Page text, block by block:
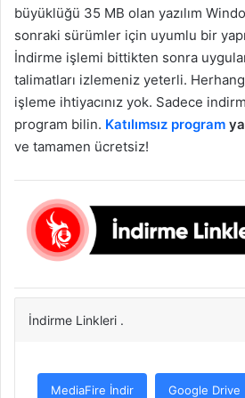
büyüklüğü 35 MB olan yazılım
sonraki sürümler için uyumlu bir
İndirme işlemi bittikten sonra
talimatları izlemeniz yeterli.
işleme ihtiyacınız yok. Sadece
program bilin. Katılımsız program
ve tamamen ücretsiz!
İndirme Linkleri .
MediaFire İndir Google Drive